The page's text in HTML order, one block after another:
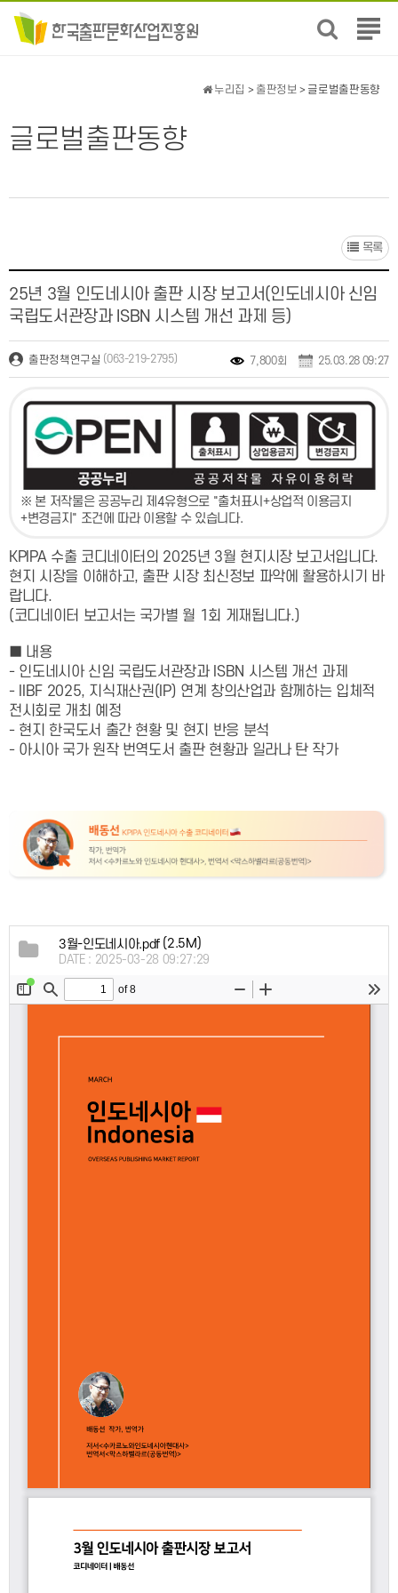
전
뉴
글로벌출판동향
누리집 > 출판정보 > 글로벌출판동향
목록
25년 3월 인도네시아 출판 시장 보고서(인도네시아 신임
국립도서관장과 ISBN 시스템 개선 과제 등)
출판정책연구실 (063-219-2795) 7,800회 25.03.28 09:27
※ 본 저작물은 공공누리 제4유형으로 "출처표시+상업적 이용금지
+변경금지" 조건에 따라 이용할 수 있습니다.
KPIPA 수출 코디네이터의 2025년 3월 현지시장 보고서입니다.
현지 시장을 이해하고, 출판 시장 최신정보 파악에 활용하시기 바
랍니다.
(코디네이터 보고서는 국가별 월 1회 게재됩니다.)
■ 내용
- 인도네시아 신임 국립도서관장과 ISBN 시스템 개선 과제
- IIBF 2025, 지식재산권(IP) 연계 창의산업과 함께하는 입체적
전시회로 개최 예정
- 현지 한국도서 출간 현황 및 현지 반응 분석
- 아시아 국가 원작 번역도서 출판 현황과 일라나 탄 작가
3월-인도네시아.pdf(2.5M)
DATE : 2025-03-28 09:27:29